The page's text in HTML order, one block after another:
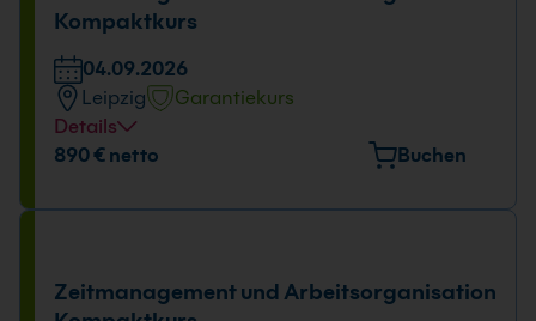
Kompaktkurs
04.09.2026
Leipzig
Garantiekurs
Details
Veranstaltungsort
04.09.2026
09:00 - 16:00 Uhr
890 € netto Buchen
Zeitmanagement und Arbeitsorganisation